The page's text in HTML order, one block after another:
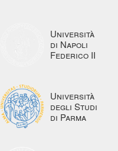
Università
di Napoli
Federico II
Università
degli Studi
di Parma